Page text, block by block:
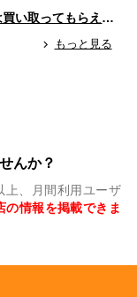
る？（ゲームソフト編）
もっと見る
んか？
上、月間利用ユーザ
の情報を掲載できま